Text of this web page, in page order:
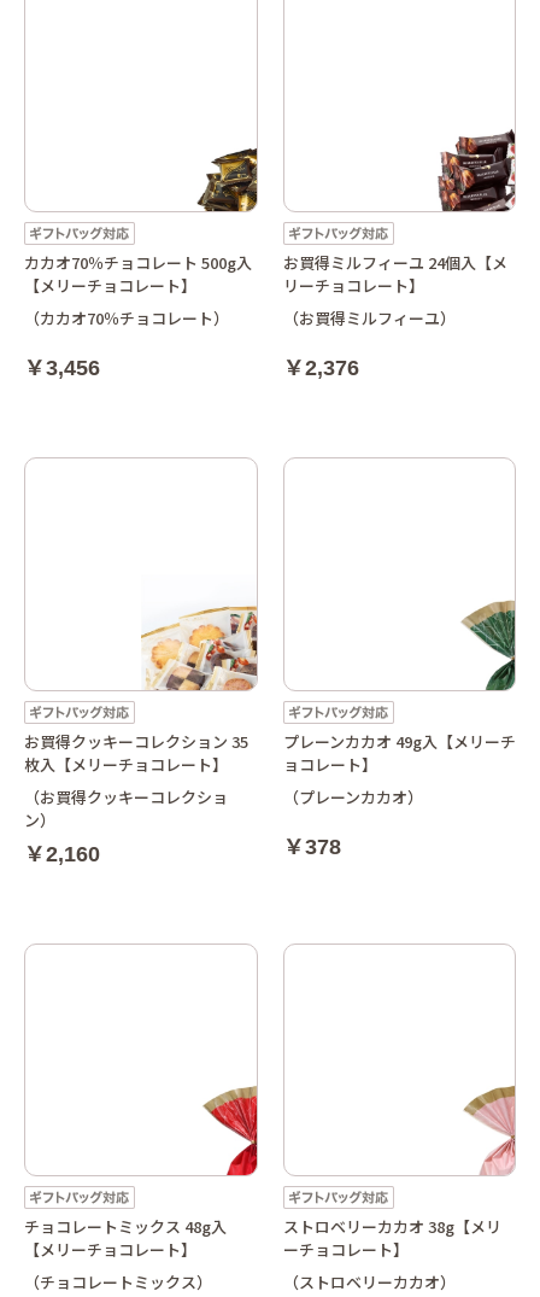
カカオ70％チョコレート 500g入
【メリーチョコレート】
（カカオ70％チョコレート）
￥3,456
お買得ミルフィーユ 24個入【メ
リーチョコレート】
（お買得ミルフィーユ）
￥2,376
お買得クッキーコレクション 35
枚入【メリーチョコレート】
（お買得クッキーコレクショ
ン）
￥2,160
プレーンカカオ 49g入【メリーチ
ョコレート】
（プレーンカカオ）
￥378
チョコレートミックス 48g入
【メリーチョコレート】
（チョコレートミックス）
ストロベリーカカオ 38g【メリ
ーチョコレート】
（ストロベリーカカオ）